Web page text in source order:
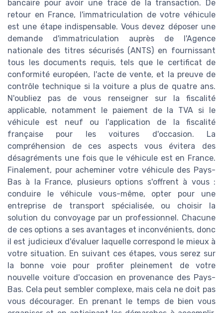
bancaire pour avoir une trace de la transaction. De
retour en France, l'immatriculation de votre véhicule
est une étape indispensable. Vous devez déposer une
demande d'immatriculation auprès de l'Agence
nationale des titres sécurisés (ANTS) en fournissant
tous les documents requis, tels que le certificat de
conformité européen, l'acte de vente, et la preuve de
contrôle technique si la voiture a plus de quatre ans.
N'oubliez pas de vous renseigner sur la fiscalité
applicable, notamment le paiement de la TVA si le
véhicule est neuf ou l'application de la fiscalité
française pour les voitures d'occasion. La
compréhension de ces aspects vous évitera des
désagréments une fois que le véhicule est en France.
Finalement, pour acheminer votre véhicule des Pays-
Bas à la France, plusieurs options s'offrent à vous :
conduire le véhicule vous-même, opter pour une
entreprise de transport spécialisée, ou choisir la
solution du convoyage par un professionnel. Chacune
de ces options a ses avantages et inconvénients, donc
il est judicieux d'évaluer laquelle correspond le mieux à
votre situation. En suivant ces étapes, vous serez sur
la bonne voie pour profiter pleinement de votre
nouvelle voiture d'occasion en provenance des Pays-
Bas. Cela peut sembler complexe, mais cela ne doit pas
vous décourager. En prenant le temps de bien vous